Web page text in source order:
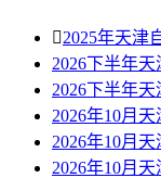
2025年天津
2026下半年
2026下半年
2026年10月
2026年10月
2026年10月